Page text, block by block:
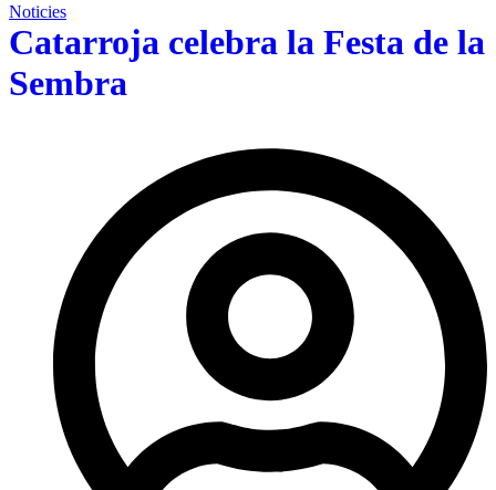
Noticies
Catarroja celebra la Festa de la
Sembra